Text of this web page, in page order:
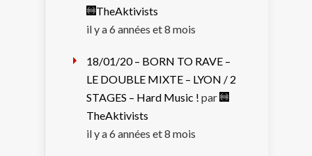
TheAktivists
il y a 6 années et 8 mois
18/01/20 – BORN TO RAVE –
LE DOUBLE MIXTE – LYON / 2
STAGES – Hard Music ! par
TheAktivists
il y a 6 années et 8 mois